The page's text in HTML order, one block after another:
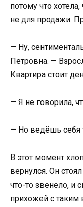
потому что
не для продажи.
— Ну,
Петровна. —
Квартира стоит
— Я не говорила,
— Но ведёшь себя
В этот момент
вернулся. Он
что-то звенело, и
прихожей с таким